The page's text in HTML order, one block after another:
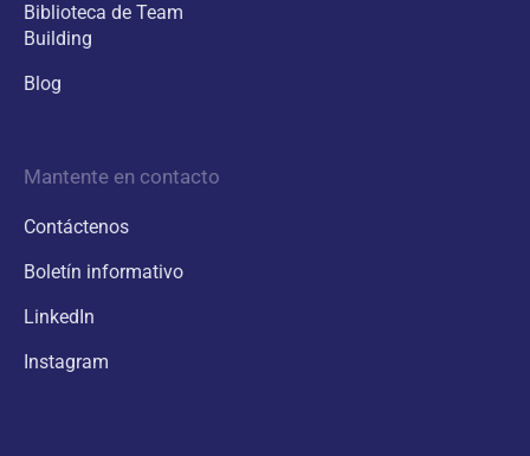
Biblioteca de Team
Building
Blog
Mantente en contacto
Contáctenos
Boletín informativo
LinkedIn
Instagram